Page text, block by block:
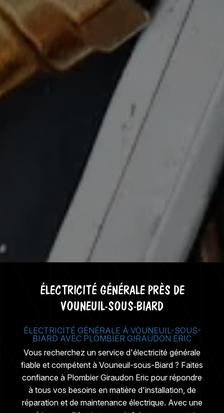
ÉLECTRICITÉ GÉNÉRALE PRÈS DE
VOUNEUIL-SOUS-BIARD
ÉLECTRICITÉ GÉNÉRALE À VOUNEUIL-SOUS-
BIARD AVEC PLOMBIER GIRAUDON ERIC
Vous recherchez un service d'électricité générale
fiable et compétent à Vouneuil-sous-Biard ? Faites
confiance à Plombier Giraudon Eric pour répondre
à tous vos besoins en matière d'installation, de
réparation et de maintenance électrique. Avec une